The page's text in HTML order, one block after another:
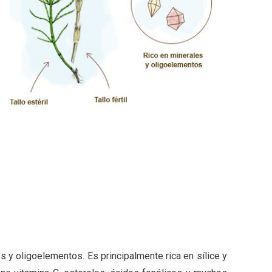
y oligoelementos. Es principalmente rica en sílice y